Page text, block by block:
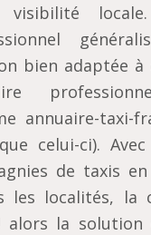
visibilité
bien adaptée à
annuaire-taxi-
celui-ci).
de taxis
les localités, la
alors la